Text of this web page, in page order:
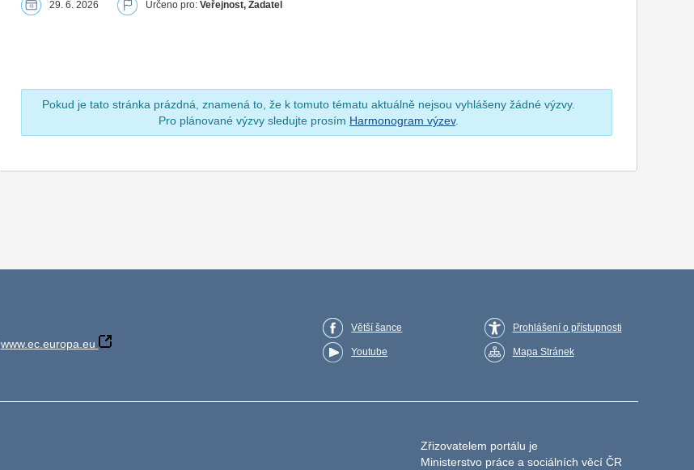
29. 6. 2026 Určeno pro:Veřejnost, Žadatel
Pokud je tato stránka prázdná, znamená to, že k tomuto tématu aktuálně nejsou vyhlášeny žádné výzvy.
Pro plánované výzvy sledujte prosím Harmonogram výzev.
www.ec.europa.eu
Větší šance
Youtube
Prohlášení o přístupnosti
Mapa Stránek
Zřizovatelem portálu je
Ministerstvo práce a sociálních věcí ČR